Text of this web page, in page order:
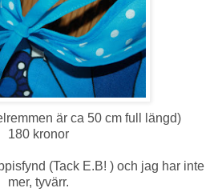
är ca 50 cm full längd)
180 kronor
(Tack E.B! ) och jag har inte
mer, tyvärr.